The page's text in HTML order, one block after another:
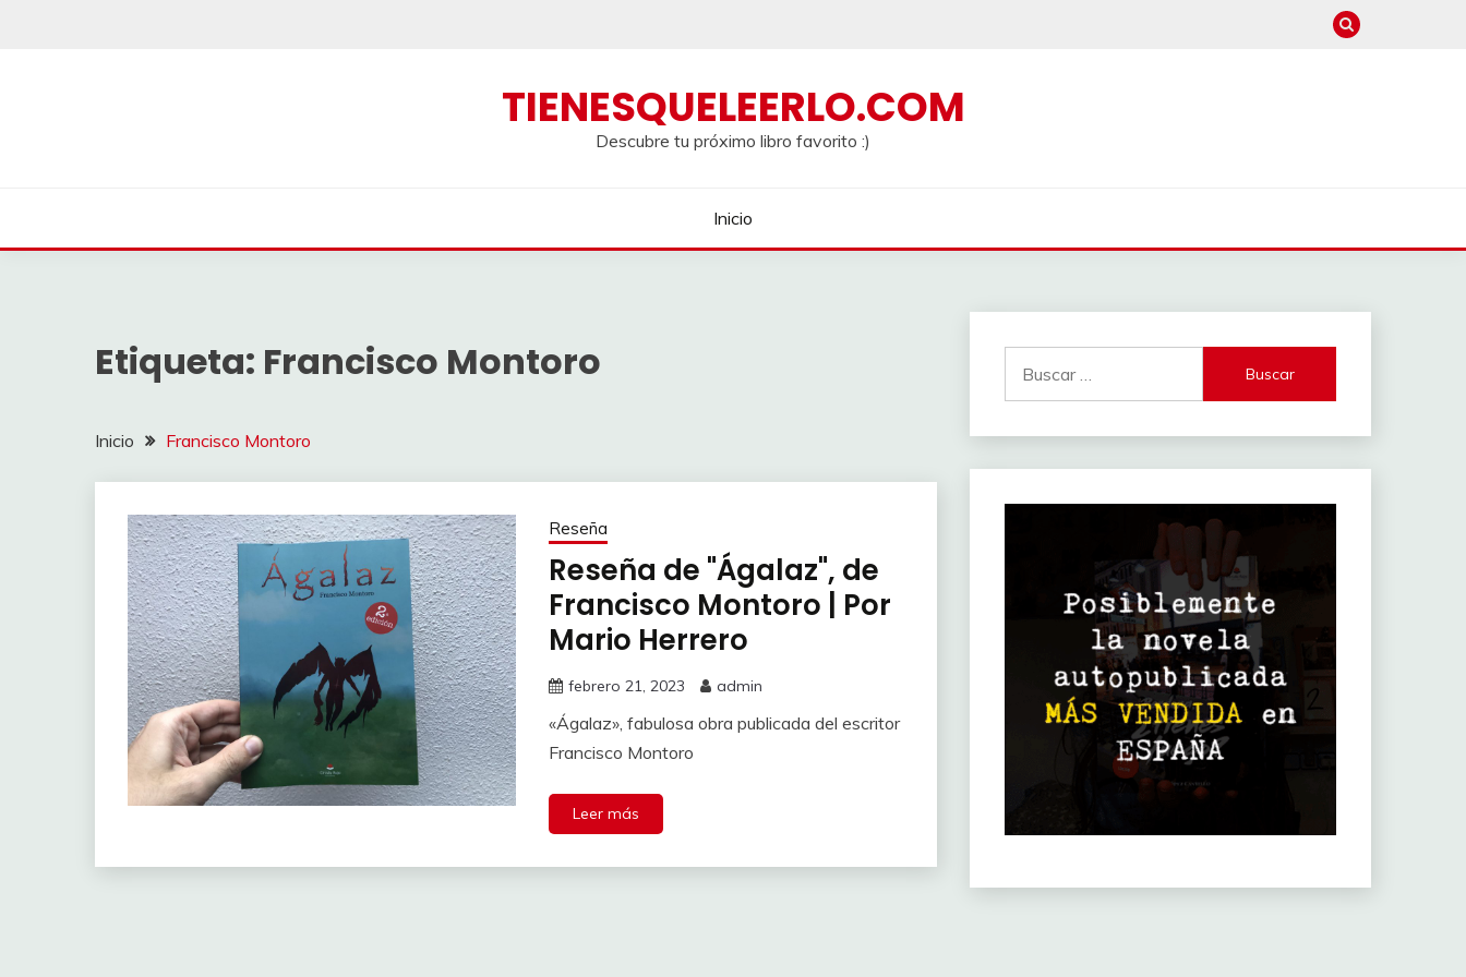
TIENESQUELEERLO.COM
Descubre tu próximo libro favorito :)
Inicio
Etiqueta: Francisco Montoro
Inicio Francisco Montoro
Reseña
Reseña de "Ágalaz", de
Francisco Montoro | Por
Mario Herrero
febrero 21, 2023 admin
«Ágalaz», fabulosa obra publicada del escritor
Francisco Montoro
Leer más